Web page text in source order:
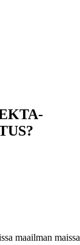
maailman maissa